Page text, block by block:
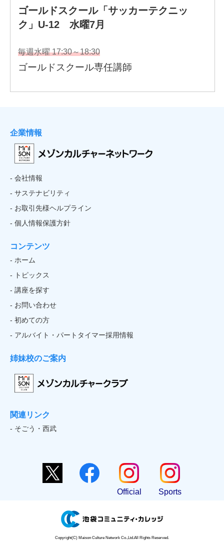
企業情報
- 会社情報
- サステナビリティ
- お取引先様ヘルプライン
- 個人情報保護方針
コンテンツ
- ホーム
- トピックス
- 講座を探す
- お問い合わせ
- 初めての方
- アルバイト・パートタイマー採用情報
姉妹校のご案内
関連リンク
- そごう・西武
Official Sports
Copyright(C) Maison Culture Network Co.,Ltd.All Rights Reserved.